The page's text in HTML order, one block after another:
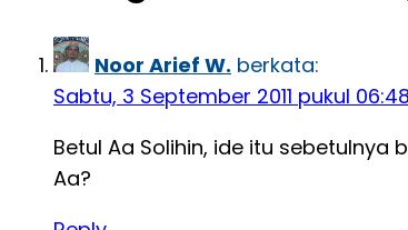
Noor Arief W. berkata:
Sabtu, 3 September 2011 pukul 06:48
Betul Aa Solihin, ide itu
Aa?